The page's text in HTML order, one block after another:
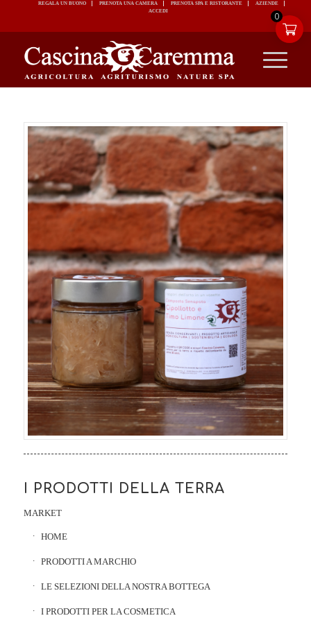
0
REGALA UN BUONO PRENOTA UNA CAMERA PRENOTA SPA E RISTORANTE
I PRODOTTI DELLA TERRA
MARKET
HOME
PRODOTTI A MARCHIO
LE SELEZIONI DELLA NOSTRA BOTTEGA
I PRODOTTI PER LA COSMETICA